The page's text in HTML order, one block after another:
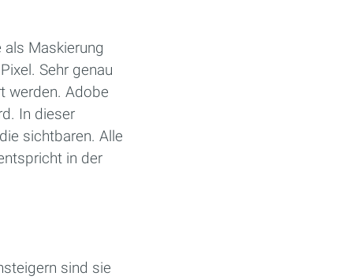
Maskierung
Sehr genau
werden. Adobe
In dieser
sichtbaren. Alle
in der
sind sie